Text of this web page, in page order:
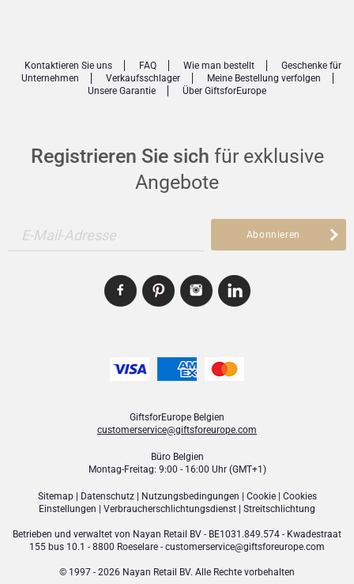
Registrieren Sie sich für exklusive
Angebote
E-Mail-Adresse Abonnieren
Kontaktieren Sie uns FAQ Wie man bestellt
Geschenke für
Unternehmen
Verkaufsschlager
Meine Bestellung verfolgen
Unsere Garantie
Über GiftsforEurope
GiftsforEurope Belgien
customerservice@giftsforeurope.com
Büro Belgien
Montag-Freitag: 9:00 - 16:00 Uhr (GMT+1)
Sitemap| Datenschutz| Nutzungsbedingungen | Cookie| Cookies
Einstellungen | Verbraucher­schlichtungsdienst | Streitschlichtung
Betrieben und verwaltet von Nayan Retail BV - BE1031.849.574 - Kwadestraat
155 bus 10.1 - 8800 Roeselare - customerservice@giftsforeurope.com
© 1997 - 2026 Nayan Retail BV. Alle Rechte vorbehalten